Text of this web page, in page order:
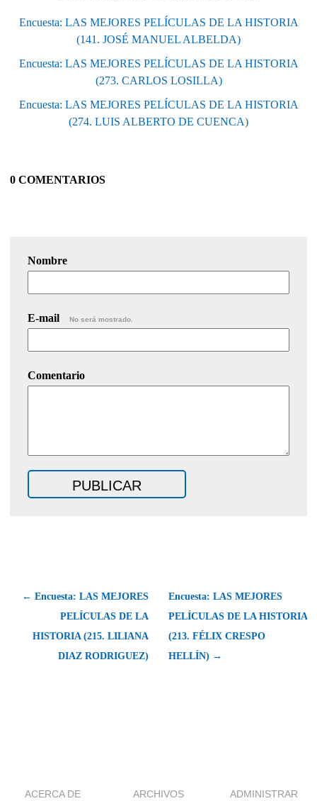
Encuesta: LAS MEJORES PELÍCULAS DE LA HISTORIA
(141. JOSÉ MANUEL ALBELDA)
Encuesta: LAS MEJORES PELÍCULAS DE LA HISTORIA
(273. CARLOS LOSILLA)
Encuesta: LAS MEJORES PELÍCULAS DE LA HISTORIA
(274. LUIS ALBERTO DE CUENCA)
0 COMENTARIOS
Nombre
E-mail No será mostrado.
Comentario
← Encuesta: LAS MEJORES
PELÍCULAS DE LA
HISTORIA (215. LILIANA
DIAZ RODRIGUEZ)
Encuesta: LAS MEJORES
PELÍCULAS DE LA HISTORIA
(213. FÉLIX CRESPO
HELLÍN) →
ACERCA DE ARCHIVOS ADMINISTRAR